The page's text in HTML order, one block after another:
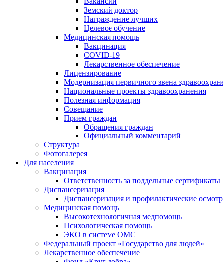
Земский доктор
Награждение лучших
Целевое обучение
Медицинская помощь
Вакцинация
COVID-19
Лекарственное обеспечение
Лицензирование
Модернизация первичного звена
Национальные проекты здравоохранения
Полезная информация
Совещание
Прием граждан
Обращения граждан
Официальный комментарий
Структура
Фотогалерея
Для населения
Вакцинация
Ответственность за поддельные сертификаты
Диспансеризация
Диспансеризация и профилактические
Медицинская помощь
Высокотехнологичная медпомощь
Психологическая помощь
ЭКО в системе ОМС
Федеральный проект «Государство для людей»
Лекарственное обеспечение